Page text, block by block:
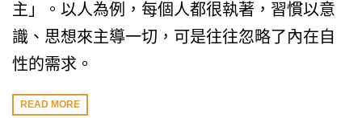
主」。以人為例，每個人都很執著，習慣以意
識、思想來主導一切，可是往往忽略了內在自
性的需求。
READ MORE